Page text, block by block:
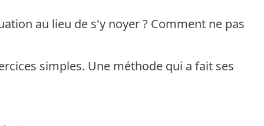
au lieu de s'y noyer ? Comment ne pas
simples. Une méthode qui a fait ses